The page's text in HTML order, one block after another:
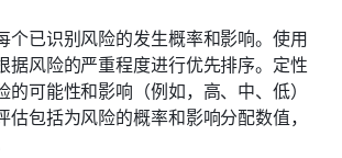
个已识别风险的发生概率和影响。使用
据风险的严重程度进行优先排序。定性
可能性和影响（例如，高、中、低）
包括为风险的概率和影响分配数值，